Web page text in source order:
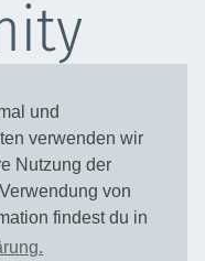
und
verwenden wir
Nutzung der
von
findest du in